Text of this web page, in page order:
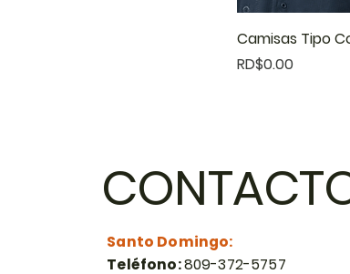
Camisas Tipo
Precio
RD$0.00
Santo Domingo:
Teléfono:809-372-5757